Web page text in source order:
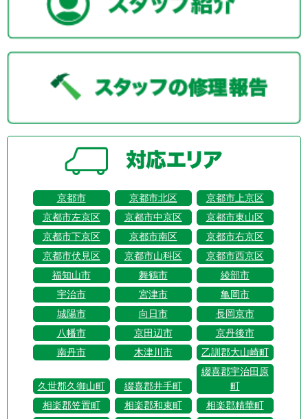
京都市 京都市北区
京都市上京区
京都市左京区
京都市中京区
京都市東山区
京都市下京区
京都市南区
京都市右京区
京都市伏見区
京都市山科区
京都市西京区
福知山市
舞鶴市
綾部市
宇治市
宮津市
亀岡市
城陽市
向日市
長岡京市
八幡市
京田辺市
京丹後市
南丹市
木津川市 乙訓郡大山崎町
久世郡久御山町 綴喜郡井手町
綴喜郡宇治田原
町
相楽郡笠置町
相楽郡和束町
相楽郡精華町